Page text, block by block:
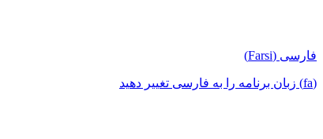
فارسی (Farsi)
(fa) زبان برنامه را به فارسی تغییر دهید